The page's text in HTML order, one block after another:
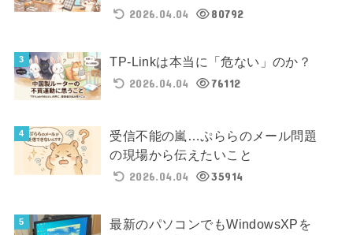
2026.04.04
80792
TP-Linkは本当に「危ない」のか？
2026.04.04
76112
受信不能の嵐…ぷららのメール問題
の現場から伝えたいこと
2026.04.04
35914
最新のパソコンでもWindowsXPを